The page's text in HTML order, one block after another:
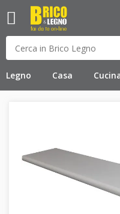
Legno Casa